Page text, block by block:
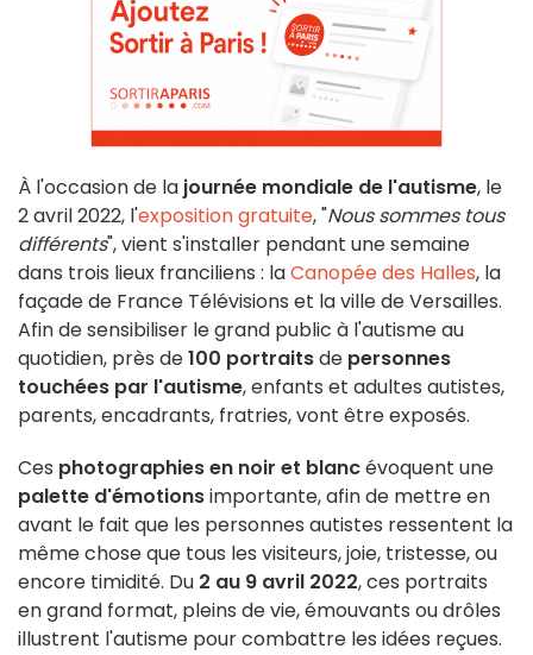
À l'occasion de la journée mondiale de l'autisme, le
2 avril 2022, l'exposition gratuite, "Nous sommes tous
différents", vient s'installer pendant une semaine
dans trois lieux franciliens : laCanopée des Halles, la
façade de France Télévisions et la ville de Versailles.
Afin de sensibiliser le grand public à l'autisme au
quotidien, près de100 portraitsde personnes
touchées par l'autisme, enfants et adultes autistes,
parents, encadrants, fratries, vont être exposés.
Ces photographies en noir et blancévoquent une
palette d'émotionsimportante, afin de mettre en
avant le fait que les personnes autistes ressentent la
même chose que tous les visiteurs, joie, tristesse, ou
encore timidité. Du 2 au 9 avril 2022, ces portraits
en grand format, pleins de vie, émouvants ou drôles
illustrent l'autisme pour combattre les idées reçues.